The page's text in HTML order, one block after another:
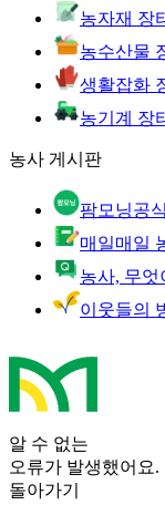
농자재 장
농수산물
생활잡화
농기계 장
농사 게시판
팜모닝공식
매일매일
농사, 무엇
이웃들의
알 수 없는
오류가 발생했어요.
돌아가기